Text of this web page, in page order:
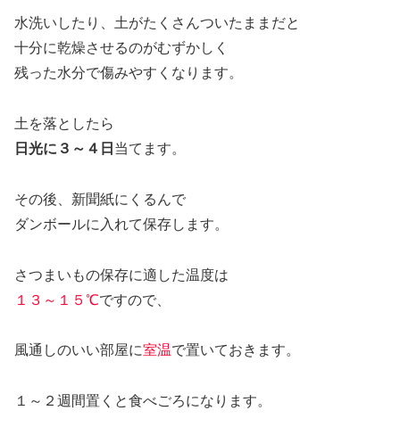
水洗いしたり、土がたくさんついたままだと
十分に乾燥させるのがむずかしく
残った水分で傷みやすくなります。
土を落としたら
日光に３～４日 当てます。
その後、新聞紙にくるんで
ダンボールに入れて保存します。
さつまいもの保存に適した温度は
１３～１５℃ですので、
風通しのいい部屋に室温で置いておきます。
１～２週間置くと食べごろになります。